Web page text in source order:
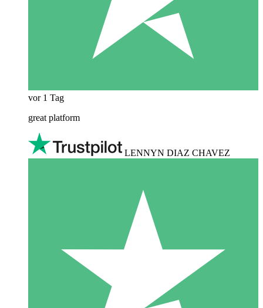
vor 1 Tag
great platform
LENNYN DIAZ CHAVEZ